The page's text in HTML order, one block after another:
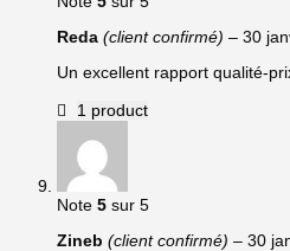
Reda (client confirmé) – 30
Un excellent rapport qualité-
1 product
Note 5 sur 5
Zineb (client confirmé) – 30